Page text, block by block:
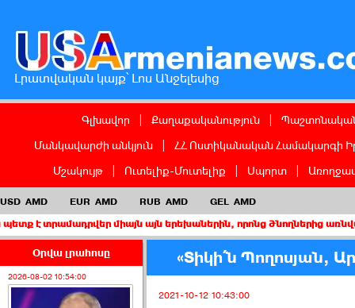
Լրատվական կայք՝ Լոս Անջելեսից
Գլխավոր Քաղաքականություն
Մանկավարժի անկյուն
ՀՀ Ոստիկանական Համակարգի
Մշակույթ
Ուտելիք-Մուտելիք Սպորտ
USD AMD EUR AMD RUB AMD GEL AMD
միայն այն երեխաներին, որոնց ծնողներից առնվազն մեկը
Օրվա լրահոսը
2026-08-02 10:54:00
«Տիկի՛ն Պողոսյան,
2021-10-12 10:43:00